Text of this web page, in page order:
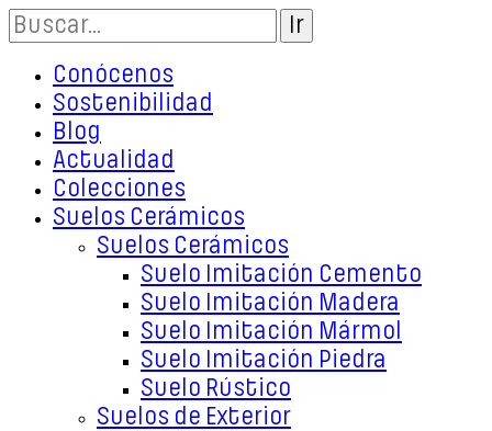
Conócenos
Sostenibilidad
Blog
Actualidad
Colecciones
Suelos Cerámicos
Suelos Cerámicos
Suelo Imitación Cemento
Suelo Imitación Madera
Suelo Imitación Mármol
Suelo Imitación Piedra
Suelo Rústico
Suelos de Exterior